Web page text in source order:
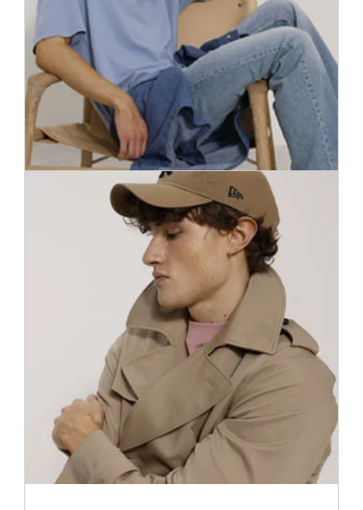
700 krekli ar neskaitāmām modeļu, materiālu un rakstu
variācijām, lai ikviens vīrietis pavisam viegli varētu ieviest
nelielas pārmaiņas savā garderobē. Atrodiet atšķirības!